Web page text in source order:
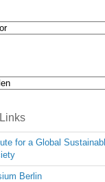
for a Global
Berlin